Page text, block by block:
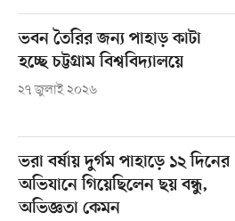
ভবন তৈরির জন্য পাহাড় কাটা
হচ্ছে চট্টগ্রাম বিশ্ববিদ্যালয়ে
২৭ জুলাই ২০২৬
ভরা বর্ষায় দুর্গম পাহাড়ে ১২ দিনের
অভিযানে গিয়েছিলেন ছয় বন্ধু,
অভিজ্ঞতা কেমন